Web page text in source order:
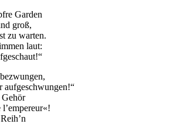
Garden
groß,
zu warten.
laut:
aufgeschwungen!“
Gehör